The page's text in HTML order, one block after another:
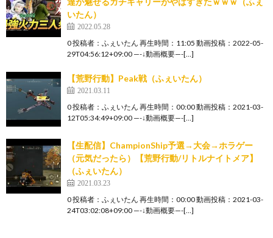
いたん）
2022.05.28
0 投稿者：ふぇいたん 再生時間：11:05 動画投稿：2022-05-
29T04:56:12+09:00 —-↓動画概要—-[…]
【荒野行動】Peak戦（ふぇいたん）
2021.03.11
0 投稿者：ふぇいたん 再生時間：00:00 動画投稿：2021-03-
12T05:34:49+09:00 —-↓動画概要—-[…]
【生配信】ChampionShip予選→大会→ホラゲー
（元気だったら）【荒野行動/リトルナイトメア】
（ふぇいたん）
2021.03.23
0 投稿者：ふぇいたん 再生時間：00:00 動画投稿：2021-03-
24T03:02:08+09:00 —-↓動画概要—-[…]